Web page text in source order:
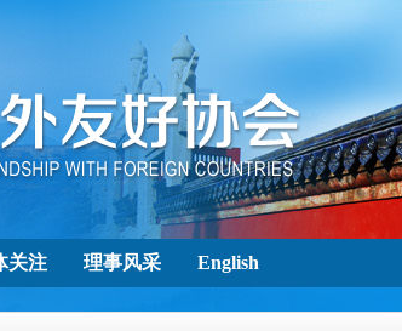
关注 理事风采 English